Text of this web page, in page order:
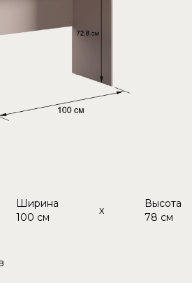
Ширина
100 см
x
Высота
78 см